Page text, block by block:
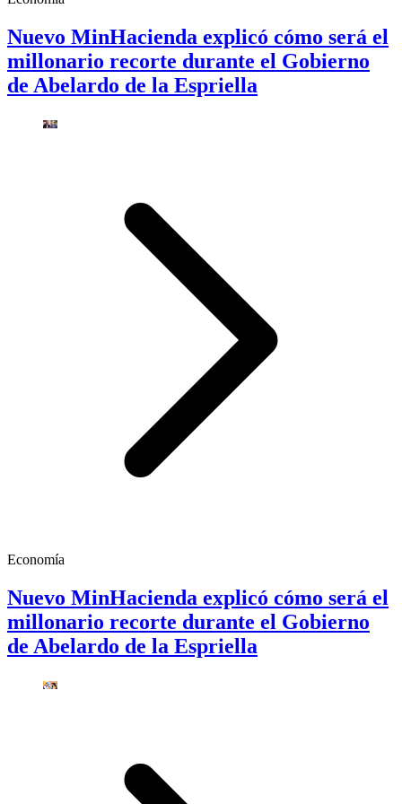
Nuevo MinHacienda explicó cómo será el
millonario recorte durante el Gobierno
de Abelardo de la Espriella
Economía
Nuevo MinHacienda explicó cómo será el
millonario recorte durante el Gobierno
de Abelardo de la Espriella